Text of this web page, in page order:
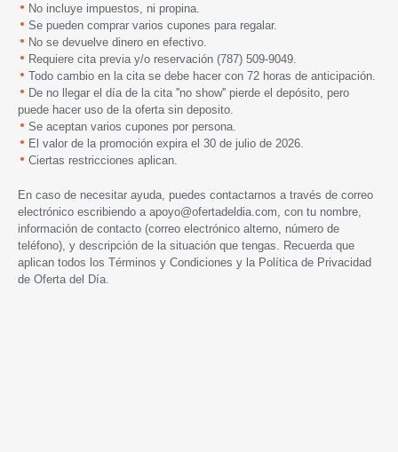
No incluye impuestos, ni propina.
Se pueden comprar varios cupones para regalar.
No se devuelve dinero en efectivo.
Requiere cita previa y/o reservación (787) 509-9049.
Todo cambio en la cita se debe hacer con 72 horas de anticipación.
De no llegar el día de la cita ''no show'' pierde el depósito, pero
puede hacer uso de la oferta sin deposito.
Se aceptan varios cupones por persona.
El valor de la promoción expira el 30 de julio de 2026.
Ciertas restricciones aplican.
En caso de necesitar ayuda, puedes contactarnos a través de correo
electrónico escribiendo a apoyo@ofertadeldia.com , con tu nombre,
información de contacto (correo electrónico alterno, número de
teléfono), y descripción de la situación que tengas. Recuerda que
aplican todos los Términos y Condiciones y la Política de Privacidad
de Oferta del Día.